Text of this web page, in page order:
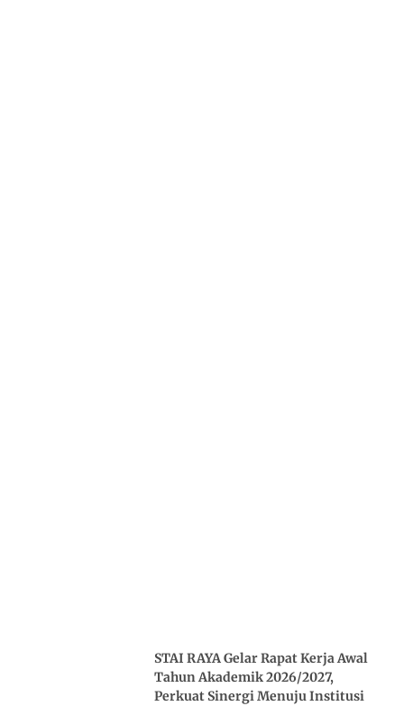
STAI RAYA Gelar Rapat Kerja Awal
Tahun Akademik 2026/2027,
Perkuat Sinergi Menuju Institusi